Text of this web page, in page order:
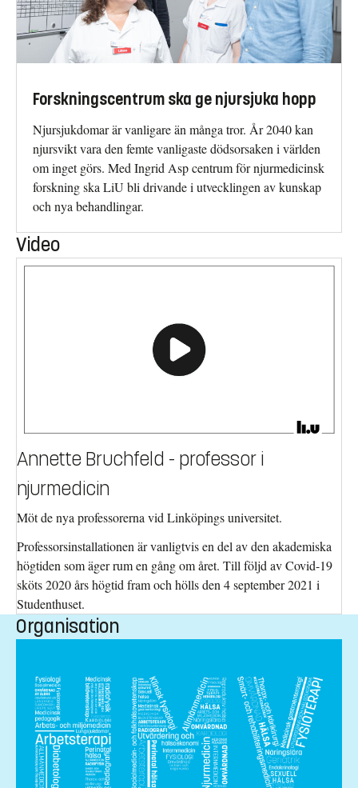
Forskningscentrum ska ge njursjuka hopp
Njursjukdomar är vanligare än många tror. År 2040 kan
njursvikt vara den femte vanligaste dödsorsaken i världen
om inget görs. Med Ingrid Asp centrum för njurmedicinsk
forskning ska LiU bli drivande i utvecklingen av kunskap
och nya behandlingar.
Video
Annette Bruchfeld - professor i
njurmedicin
Möt de nya professorerna vid Linköpings universitet.
Professorsinstallationen är vanligtvis en del av den akademiska
högtiden som äger rum en gång om året. Till följd av Covid-19
sköts 2020 års högtid fram och hölls den 4 september 2021 i
Studenthuset.
Organisation